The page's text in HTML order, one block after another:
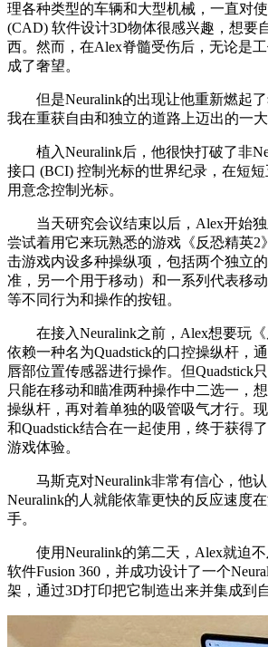
理各种类型的车辆和大型机械，一直对
(CAD) 软件设计3D物体很感兴趣，想要
西。然而，在Alex脊髓受伤后，无论是
成了奢望。
但是Neuralink的出现让他重新燃起了
我在重获自由和独立的道路上迈出的一
植入Neuralink后，他很快打破了非
接口 (BCI) 控制光标的世界纪录，在短
用意念控制光标。
当天研究会议结束以后，Alex开始独
尝试着用它来玩熟悉的游戏《反恐精英2
击游戏内设多种操纵项，包括两个独立
准，另一个用于移动）和一系列代表移
等不同行为和操作的按钮。
在接入Neuralink之前，Alex想要玩《
依赖一种名为Quadstick的口控操纵杆，
唇部位置传感器进行操作。但Quadstick
只能在移动和瞄准两种操作中二选一，
操纵杆，再对着单独的吸管吸气才行。
和Quadstick结合在一起使用，终于获得
游戏体验。
马斯克对Neuralink非常有信心，他认
Neuralink的人就能依靠更快的反应速度
手。
使用Neuralink的第二天，Alex就迫不
软件Fusion 360，并成功设计了一个
架，通过3D打印把它制造出来并集成到